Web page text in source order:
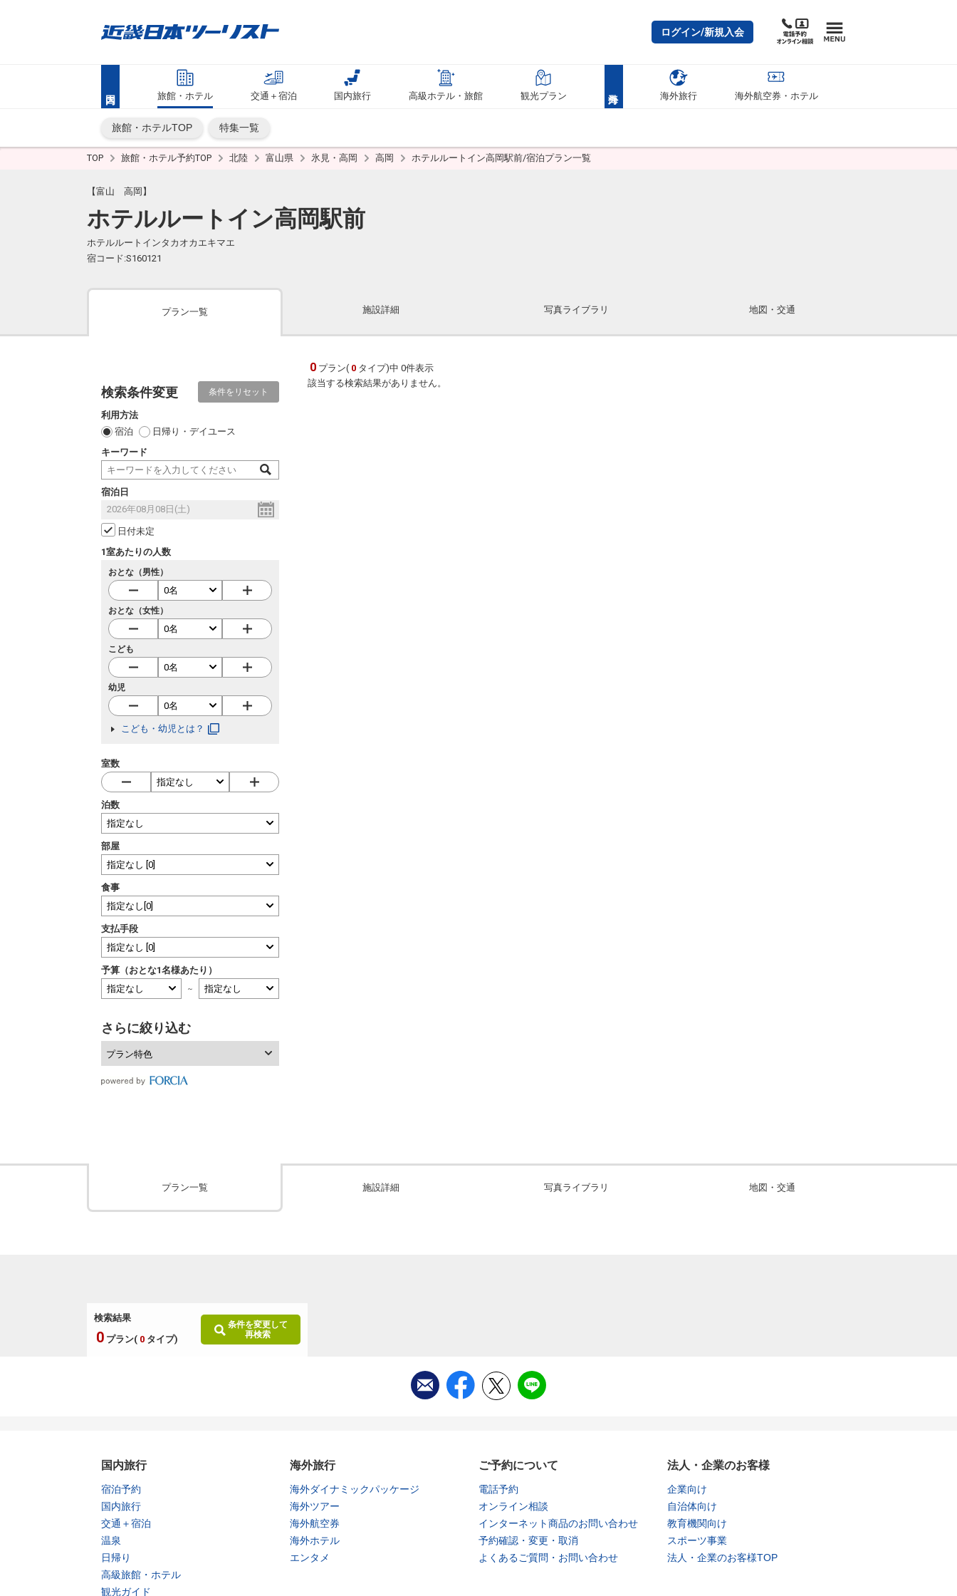
ログイン/新規入会
旅館・ホテル 交通＋宿泊 国内旅行 高級ホテル・旅館 観光プラン 海外旅行 海外航空券・ホテル
旅館・ホテルTOP 特集一覧
TOP 旅館・ホテル予約TOP 北陸 富山県 氷見・高岡 高岡 ホテルルートイン高岡駅前/宿泊プラン一覧
【富山 高岡】
ホテルルートイン高岡駅前
ホテルルートインタカオカエキマエ
宿コード:S160121
プラン一覧 施設詳細 写真ライブラリ 地図・交通
検索条件変更 条件をリセット
利用方法
宿泊
日帰り・デイユース
キーワード
宿泊日
日付未定
1室あたりの人数
おとな（男性）
おとな（女性）
こども
幼児
こども・幼児とは？
室数
泊数
部屋
食事
支払手段
予算（おとな1名様あたり）
～
さらに絞り込む
プラン特色
検索結果
0 プラン( 0 タイプ)
条件を変更して
再検索
0 プラン( 0 タイプ)中 0件表示
該当する検索結果がありません。
プラン一覧 施設詳細 写真ライブラリ 地図・交通
国内旅行
宿泊予約
国内旅行
交通＋宿泊
温泉
日帰り
高級旅館・ホテル
観光ガイド
海外旅行
海外ダイナミックパッケージ
海外ツアー
海外航空券
海外ホテル
エンタメ
ご予約について
電話予約
オンライン相談
インターネット商品のお問い合わせ
予約確認・変更・取消
よくあるご質問・お問い合わせ
法人・企業のお客様
企業向け
自治体向け
教育機関向け
スポーツ事業
法人・企業のお客様TOP